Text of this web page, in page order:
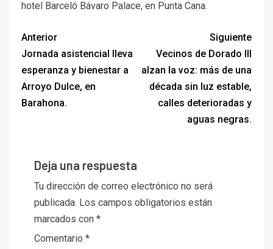
hotel Barceló Bávaro Palace, en Punta Cana.
Anterior
Jornada asistencial lleva
esperanza y bienestar a
Arroyo Dulce, en
Barahona.
Siguiente
Vecinos de Dorado III
alzan la voz: más de una
década sin luz estable,
calles deterioradas y
aguas negras.
Deja una respuesta
Tu dirección de correo electrónico no será
publicada. Los campos obligatorios están
marcados con *
Comentario *